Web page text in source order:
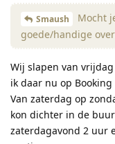
Smaush
Mocht
goede/handige
Wij slapen van
ik daar nu op
Van zaterdag op
kon dichter in de
zaterdagavond 2 uur